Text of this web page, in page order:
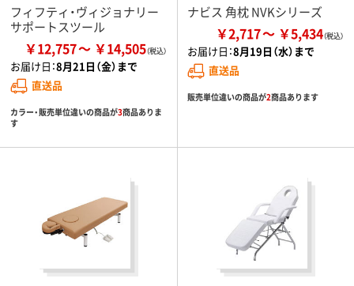
フィフティ・ヴィジョナリー
サポートスツール
￥12,757 ￥14,505
お届け日：8月21日（金）まで
直送品
カラー・販売単位違いの商品が3商品ありま
す
ナビス 角枕 NVKシリーズ
￥2,717 ￥5,434
お届け日：8月19日（水）まで
直送品
販売単位違いの商品が2商品あります